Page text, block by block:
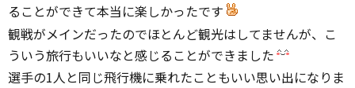
ることができて本当に楽しかったです
観戦がメインだったのでほとんど観光はしてませんが、こ
ういう旅行もいいなと感じることができました
選手の1人と同じ飛行機に乗れたこともいい思い出になりま